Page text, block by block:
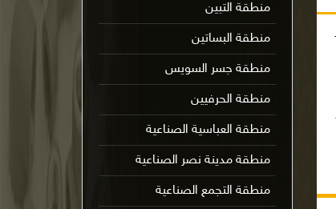
منطقة التبين
منطقة البساتين
منطقة جسر السويس
منطقة الحرفيين
منطقة العباسية الصناعية
منطقة مدينة نصر الصناعية
منطقة التجمع الصناعية